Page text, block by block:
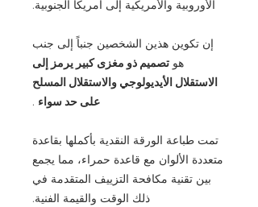
الأوروبية والأمريكية إلى أمريكا الجنوبية.
إن تكوين هذين الشخصين جنباً إلى جنب
هو تصميم ذو مغزى كبير يرمز إلى
الاستقلال الأيديولوجي والاستقلال المسلح
على حد سواء .
تمت طباعة الورقة النقدية بأكملها بقاعدة
متعددة الألوان مع قاعدة حمراء، مما يجمع
بين تقنية مكافحة التزييف المتقدمة في
ذلك الوقت والقيمة الفنية.